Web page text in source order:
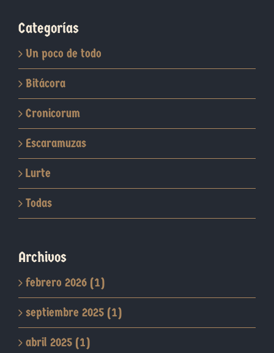
Categorías
Un poco de todo
Bitácora
Cronicorum
Escaramuzas
Lurte
Todas
Archivos
febrero 2026 (1)
septiembre 2025 (1)
abril 2025 (1)